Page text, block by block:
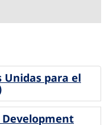
Unidas para el